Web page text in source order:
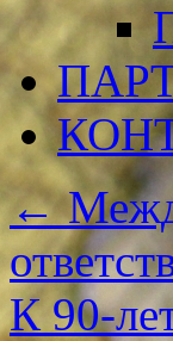
←
К 90-